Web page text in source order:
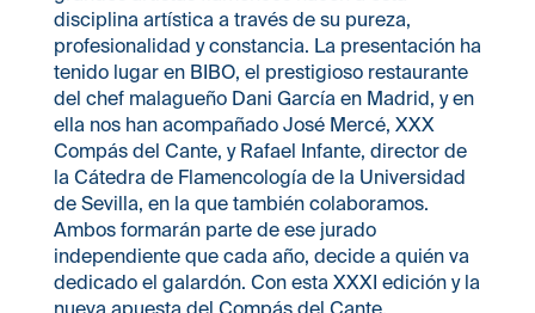
disciplina artística a través de su pureza,
profesionalidad y constancia. La presentación ha
tenido lugar en BIBO, el prestigioso restaurante
del chef malagueño Dani García en Madrid, y en
ella nos han acompañado José Mercé, XXX
Compás del Cante, y Rafael Infante, director de
la Cátedra de Flamencología de la Universidad
de Sevilla, en la que también colaboramos.
Ambos formarán parte de ese jurado
independiente que cada año, decide a quién va
dedicado el galardón. Con esta XXXI edición y la
nueva apuesta del Compás del Cante,